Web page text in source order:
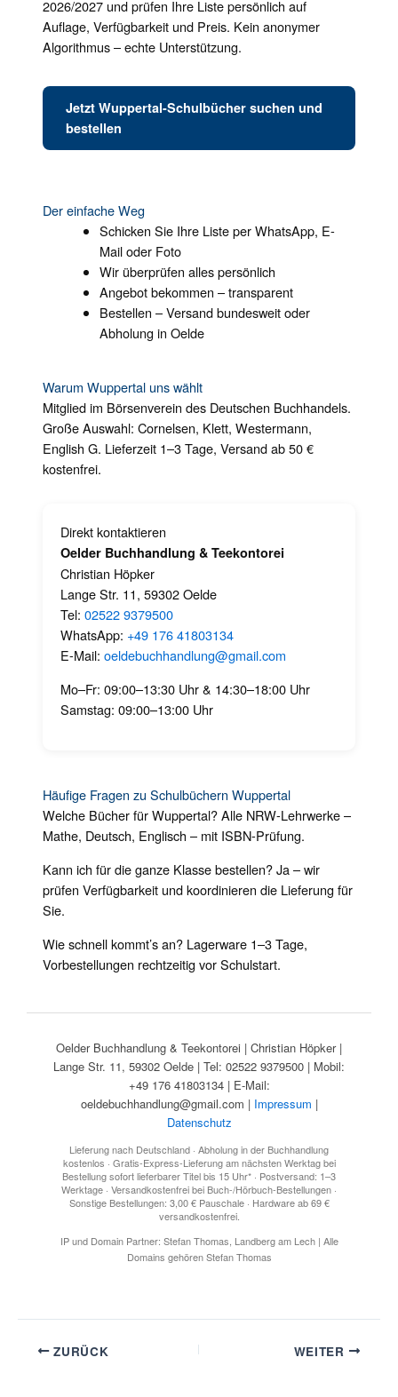
2026/2027 und prüfen Ihre Liste persönlich auf
Auflage, Verfügbarkeit und Preis. Kein anonymer
Algorithmus – echte Unterstützung.
Jetzt Wuppertal-Schulbücher suchen und
bestellen
Der einfache Weg
Schicken Sie Ihre Liste per WhatsApp, E-
Mail oder Foto
Wir überprüfen alles persönlich
Angebot bekommen – transparent
Bestellen – Versand bundesweit oder
Abholung in Oelde
Warum Wuppertal uns wählt
Mitglied im Börsenverein des Deutschen Buchhandels.
Große Auswahl: Cornelsen, Klett, Westermann,
English G. Lieferzeit 1–3 Tage, Versand ab 50 €
kostenfrei.
Direkt kontaktieren
Oelder Buchhandlung & Teekontorei
Christian Höpker
Lange Str. 11, 59302 Oelde
Tel: 02522 9379500
WhatsApp: +49 176 41803134
E-Mail: oeldebuchhandlung@gmail.com
Mo–Fr: 09:00–13:30 Uhr & 14:30–18:00 Uhr
Samstag: 09:00–13:00 Uhr
Häufige Fragen zu Schulbüchern Wuppertal
Welche Bücher für Wuppertal? Alle NRW-Lehrwerke –
Mathe, Deutsch, Englisch – mit ISBN-Prüfung.
Kann ich für die ganze Klasse bestellen? Ja – wir
prüfen Verfügbarkeit und koordinieren die Lieferung für
Sie.
Wie schnell kommt’s an? Lagerware 1–3 Tage,
Vorbestellungen rechtzeitig vor Schulstart.
Oelder Buchhandlung & Teekontorei | Christian Höpker |
Lange Str. 11, 59302 Oelde | Tel: 02522 9379500 | Mobil:
+49 176 41803134 | E-Mail:
oeldebuchhandlung@gmail.com | Impressum |
Datenschutz
Lieferung nach Deutschland · Abholung in der Buchhandlung
kostenlos · Gratis-Express-Lieferung am nächsten Werktag bei
Bestellung sofort lieferbarer Titel bis 15 Uhr* · Postversand: 1–3
Werktage · Versandkostenfrei bei Buch-/Hörbuch-Bestellungen ·
Sonstige Bestellungen: 3,00 € Pauschale · Hardware ab 69 €
versandkostenfrei.
IP und Domain Partner: Stefan Thomas, Landberg am Lech | Alle
Domains gehören Stefan Thomas
ZURÜCK WEITER